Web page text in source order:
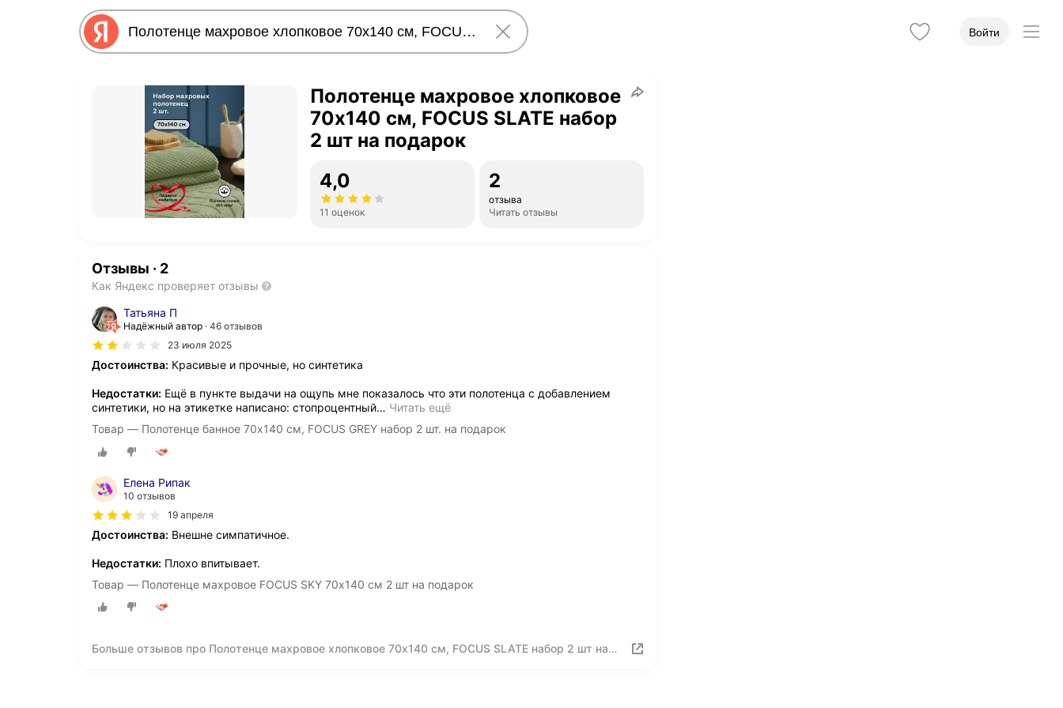
Войти
Полотенце махровое хлопковое
70х140 см, FOCUS SLATE набор
2 шт на подарок
4,0
11 оценок
2
отзыва
Читать отзывы
Отзывы · 2
Как Яндекс проверяет отзывы
Татьяна П
Надёжный автор 46 отзывов
23 июля 2025
Достоинства: Красивые и прочные, но синтетика
Недостатки: Ещё в пункте выдачи на ощупь мне показалось что эти полотенца с добавлением
синтетики, но на этикетке написано: стопроцентный… Читать ещё
Товар — Полотенце банное 70х140 см, FOCUS GREY набор 2 шт. на подарок
Елена Рипак
10 отзывов
19 апреля
Достоинства: Внешне симпатичное.
Недостатки: Плохо впитывает.
Товар — Полотенце махровое FOCUS SKY 70х140 см 2 шт на подарок
Больше отзывов про Полотенце махровое хлопковое 70х140 см, FOCUS SLATE набор 2 шт на